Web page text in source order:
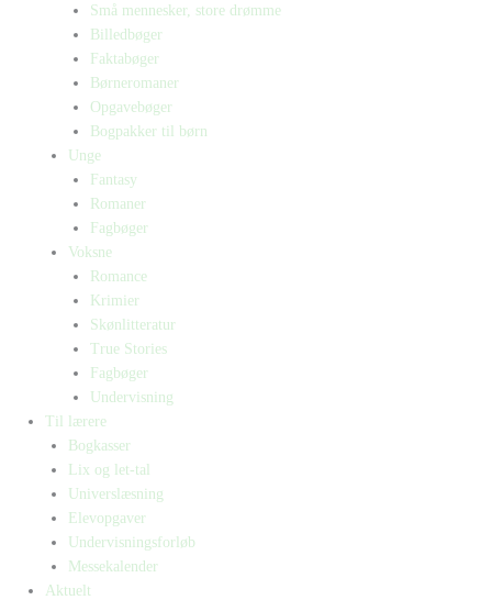
Små mennesker, store drømme
Billedbøger
Faktabøger
Børneromaner
Opgavebøger
Bogpakker til børn
Unge
Fantasy
Romaner
Fagbøger
Voksne
Romance
Krimier
Skønlitteratur
True Stories
Fagbøger
Undervisning
Til lærere
Bogkasser
Lix og let-tal
Universlæsning
Elevopgaver
Undervisningsforløb
Messekalender
Aktuelt